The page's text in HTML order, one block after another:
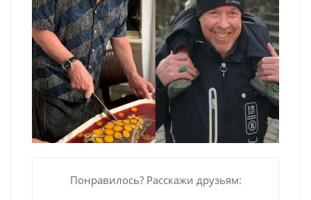
Понравилось? Расскажи друзьям: